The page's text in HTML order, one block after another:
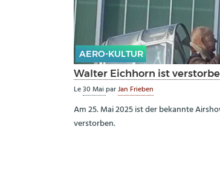
AERO-KULTUR
Walter Eichhorn ist
Le30 Mai parJan Frieben
Am 25. Mai 2025 ist der bekannte
verstorben.